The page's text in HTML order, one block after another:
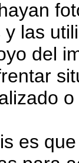
las
del
es